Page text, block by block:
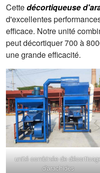
Cettedécortiqueuse
d'excellentes
efficace. Notre unité
peut décortiquer 700 à
une grande efficacité.
unité combinée de
d'arachides